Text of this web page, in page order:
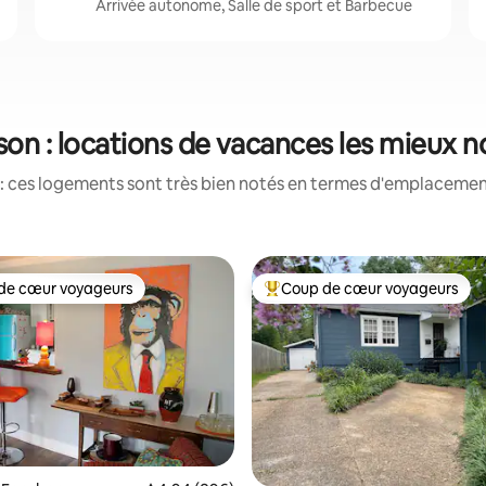
Arrivée autonome, Salle de sport et Barbecue
: locations de vacances les mieux
ces logements sont très bien notés en termes
cœur voyageurs les plus appréciés
cœur voyageurs Coups de cœur voyageurs les
Coup de cœur voyageurs